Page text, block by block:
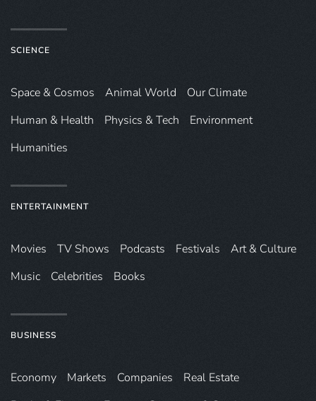
SCIENCE
Space & Cosmos Animal World
Our Climate
Human & Health
Physics & Tech
Environment
Humanities
ENTERTAINMENT
Movies TV Shows Podcasts Festivals
Art & Culture
Music
Celebrities Books
BUSINESS
Economy Markets Companies
Real Estate